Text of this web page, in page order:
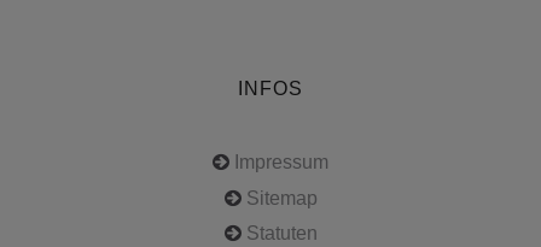
INFOS
Impressum
Sitemap
Statuten